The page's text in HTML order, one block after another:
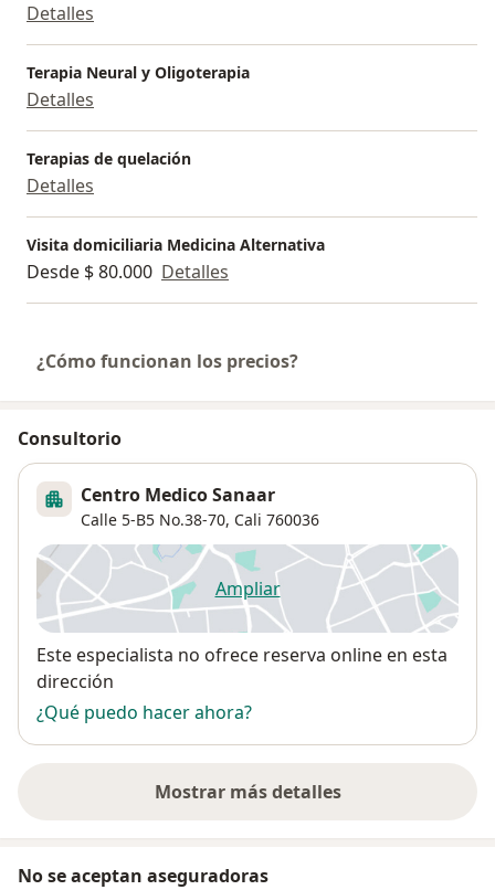
Detalles
Terapia Neural y Oligoterapia
Detalles
Terapias de quelación
Detalles
Visita domiciliaria Medicina Alternativa
Desde $ 80.000 Detalles
¿Cómo funcionan los precios?
Consultorio
Centro Medico Sanaar
Calle 5-B5 No.38-70, Cali 760036
Ampliarse abre en una nueva
Disponibilidad
Este especialista no ofrece reserva online en esta
dirección
¿Qué puedo hacer ahora?
Mostrar más detalles
sobre la dirección
No se aceptan aseguradoras